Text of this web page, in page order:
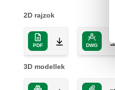
2D rajzok
PDF DWG
3D modellek